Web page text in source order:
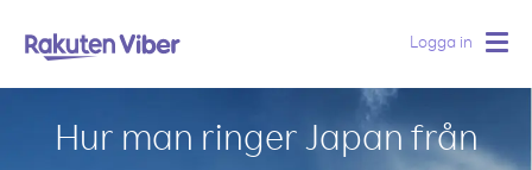
Logga in
Hur man ringer Japan från